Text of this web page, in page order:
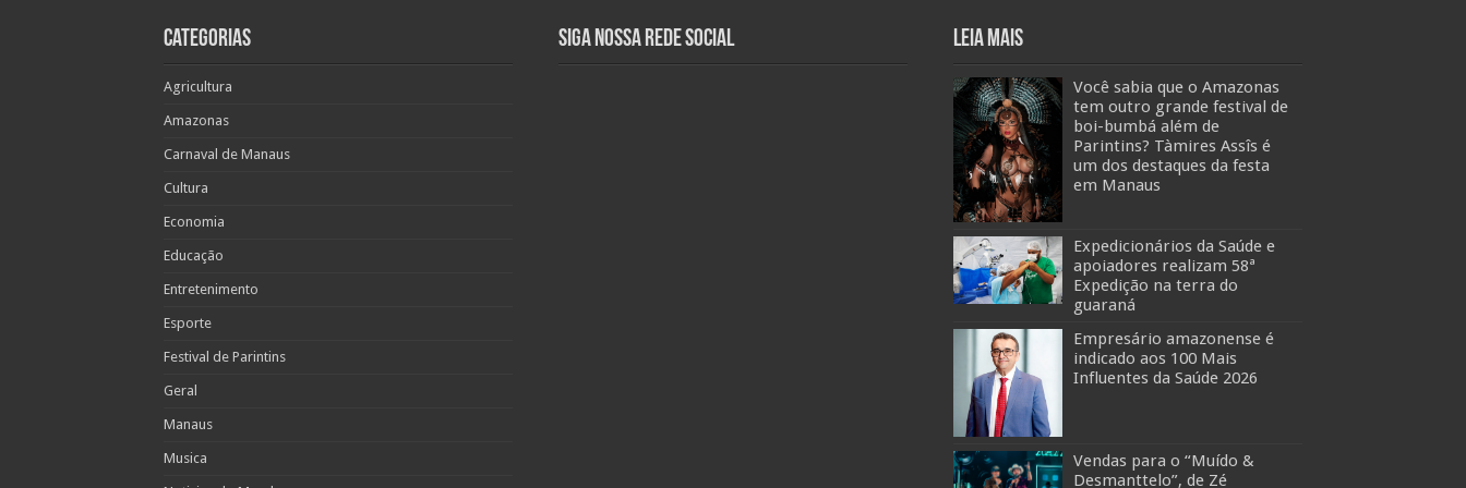
Categorias
Agricultura
Amazonas
Carnaval de Manaus
Cultura
Economia
Educação
Entretenimento
Esporte
Festival de Parintins
Geral
Manaus
Musica
Siga nossa rede social Leia mais
Você sabia que o Amazonas
tem outro grande festival de
boi-bumbá além de
Parintins? Tàmires Assîs é
um dos destaques da festa
em Manaus
Expedicionários da Saúde e
apoiadores realizam 58ª
Expedição na terra do
guaraná
Empresário amazonense é
indicado aos 100 Mais
Influentes da Saúde 2026
Vendas para o “Muído &
Desmanttelo”, de Zé